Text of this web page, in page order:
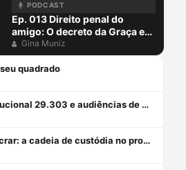
PODCAST
Ep. 013 Direito penal do
amigo: O decreto da Graça em
favor de Daniel da Silveira
Gina Muniz
quadrado
Reclamação Constitucional 29.303 e audiências de custódia
Ep. 017 Só vale se lacrar: a cadeia de custódia no processo penal